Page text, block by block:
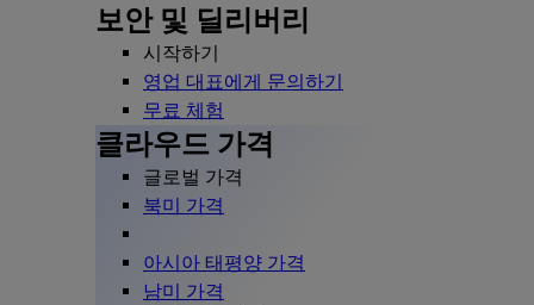
보안 및 딜리버리
시작하기
영업 대표에게 문의하기
무료 체험
클라우드 가격
글로벌 가격
북미 가격
아시아 태평양 가격
남미 가격